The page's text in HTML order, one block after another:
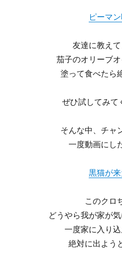
ピーマ
友達に教え
茄子のオリーブ
塗って食べたら
ぜひ試してみて
そんな中、チャ
一度動画にし
黒猫が来
このクロ
どうやら我が家が
一度家に入り
絶対に出よう